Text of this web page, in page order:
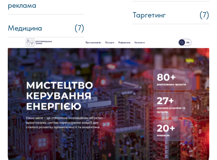
реклама
Медицина (7)
Таргетинг (7)